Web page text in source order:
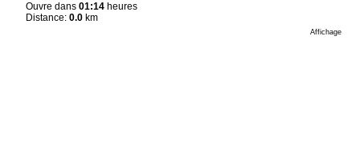
Ouvre dans01:14 heures
Distance:0.0 km
Affichage